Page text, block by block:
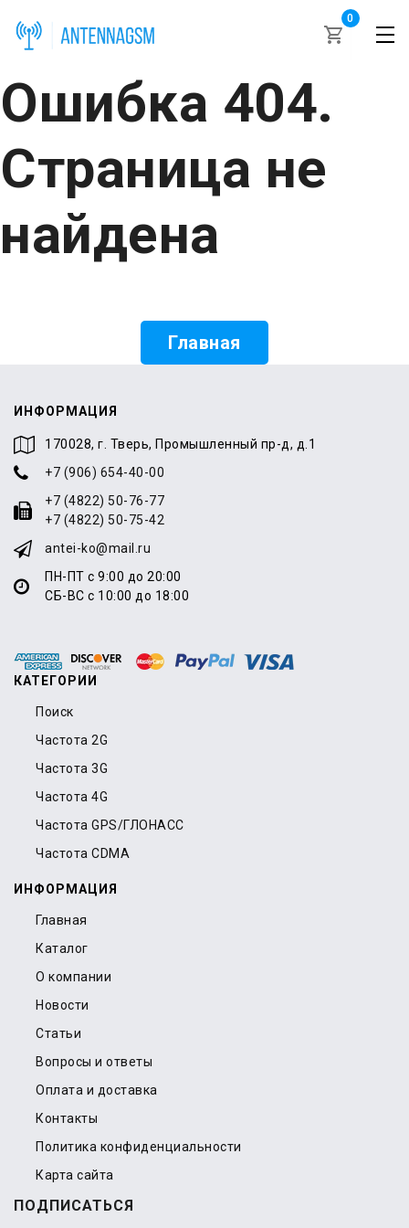
0
Ошибка 404.
Страница не
найдена
Главная
ИНФОРМАЦИЯ
170028, г. Тверь, Промышленный пр-д, д.1
+7 (906) 654-40-00
+7 (4822) 50-76-77
+7 (4822) 50-75-42
antei-ko@mail.ru
ПН-ПТ с 9:00 до 20:00
СБ-ВС с 10:00 до 18:00
КАТЕГОРИИ
Поиск
Частота 2G
Частота 3G
Частота 4G
Частота GPS/ГЛОНАСС
Частота CDMA
ИНФОРМАЦИЯ
Главная
Каталог
О компании
Новости
Статьи
Вопросы и ответы
Оплата и доставка
Контакты
Политика конфиденциальности
Карта сайта
ПОДПИСАТЬСЯ